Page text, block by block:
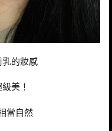
的妝感
美！
當自然